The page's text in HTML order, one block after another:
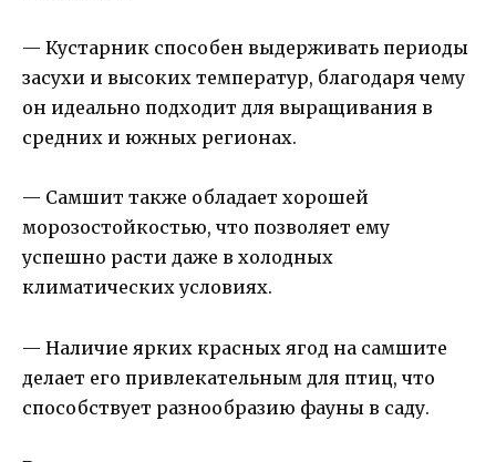
— Кустарник способен выдерживать периоды
засухи и высоких температур, благодаря чему
он идеально подходит для выращивания в
средних и южных регионах.
— Самшит также обладает хорошей
морозостойкостью, что позволяет ему
успешно расти даже в холодных
климатических условиях.
— Наличие ярких красных ягод на самшите
делает его привлекательным для птиц, что
способствует разнообразию фауны в саду.